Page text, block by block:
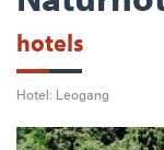
hotels
Hotel: Leogang